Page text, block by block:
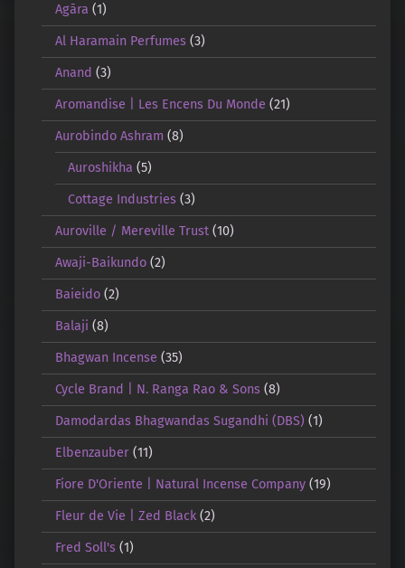
Agāra (1)
Al Haramain Perfumes(3)
Anand (3)
Aromandise | Les Encens Du Monde (21)
Aurobindo Ashram (8)
Auroshikha (5)
Cottage Industries (3)
Auroville / Mereville Trust(10)
Awaji-Baikundo(2)
Baieido(2)
Balaji (8)
Bhagwan Incense (35)
Cycle Brand | N. Ranga Rao & Sons(8)
Damodardas Bhagwandas Sugandhi (DBS) (1)
Elbenzauber(11)
Fiore D'Oriente | Natural Incense Company(19)
Fleur de Vie | Zed Black(2)
Fred Soll's(1)